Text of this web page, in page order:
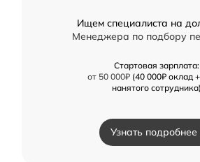
Ищем специалиста на
Менеджера по подбору
Стартовая зарплата:
от 50 000₽(40 000₽ оклад +
нанятого сотрудника)
Узнать подробнее